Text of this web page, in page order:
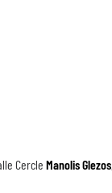
Cercle Manolis Glezos